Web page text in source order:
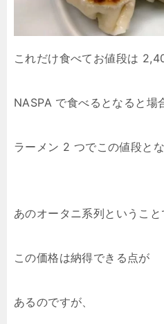
これだけ食べてお値段は
NASPA で食べるとなると場
ラーメン 2 つでこの値段とな
あのオータニ系列ということ
この価格は納得できる点が
あるのですが、